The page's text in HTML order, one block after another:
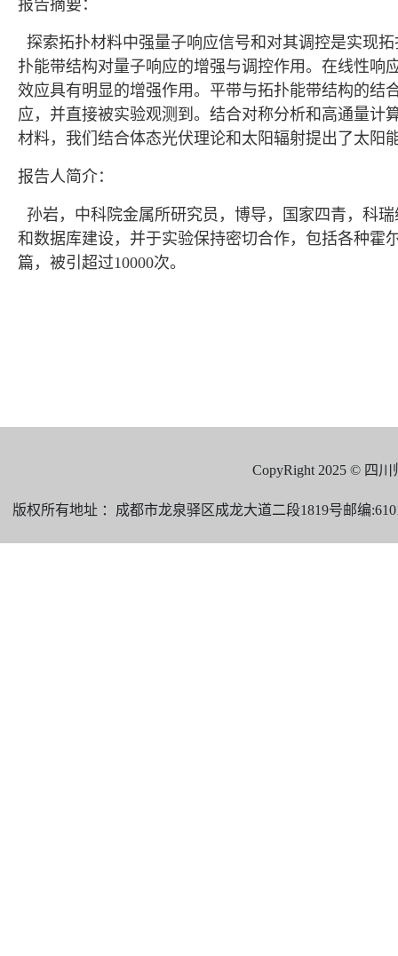
报告摘要：
探索拓扑材料中强量子响应信号和对其调控是实现
扑能带结构对量子响应的增强与调控作用。在线性响
效应具有明显的增强作用。平带与拓扑能带结构的结
应，并直接被实验观测到。结合对称分析和高通量计
材料，我们结合体态光伏理论和太阳辐射提出了太阳
报告人简介：
孙岩，中科院金属所研究员，博导，国家四青，科
和数据库建设，并于实验保持密切合作，包括各种霍
篇，被引超过10000次。
CopyRight 2025 ©
版权所有地址 ：成都市龙泉驿区成龙大道二段1819号邮编